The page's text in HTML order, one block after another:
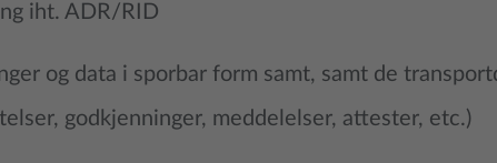
iht. ADR/RID
og data i sporbar form samt, samt de
godkjenninger, meddelelser, attester, etc.)